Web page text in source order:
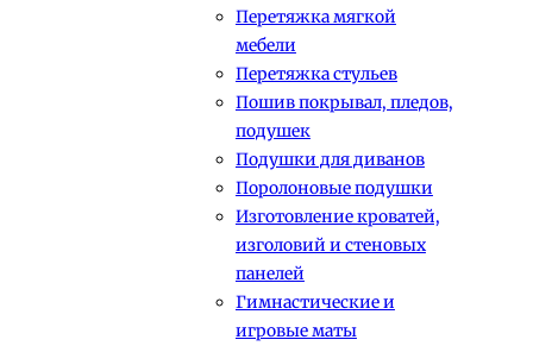
Перетяжка мягкой
мебели
Перетяжка стульев
Пошив покрывал, пледов,
подушек
Подушки для диванов
Поролоновые подушки
Изготовление кроватей,
изголовий и стеновых
панелей
Гимнастические и
игровые маты